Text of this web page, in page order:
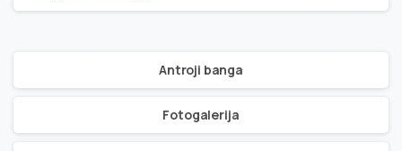
Antroji banga
Fotogalerija